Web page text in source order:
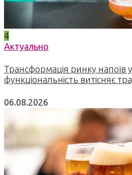
4
Актуально
Трансформація ринку напоїв
функціональність витісняє
06.08.2026